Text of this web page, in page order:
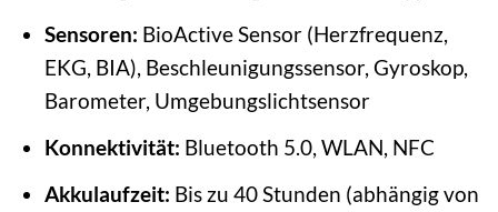
Sensoren: BioActive Sensor (Herzfrequenz,
EKG, BIA), Beschleunigungssensor, Gyroskop,
Barometer, Umgebungslichtsensor
Konnektivität: Bluetooth 5.0, WLAN, NFC
Akkulaufzeit: Bis zu 40 Stunden (abhängig von